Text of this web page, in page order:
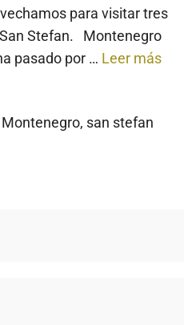
para visitar tres
Stefan. Montenegro
pasado por … Leer más
Montenegro, san stefan